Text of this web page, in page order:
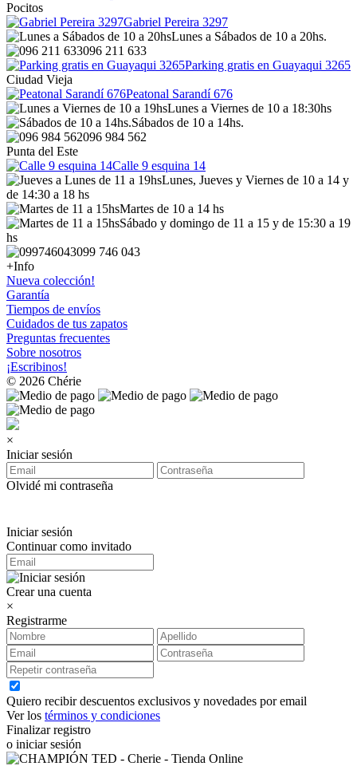
Pocitos
Gabriel Pereira 3297
Lunes a Sábados de 10 a 20hs.
096 211 633
Parking gratis en Guayaqui 3265
Ciudad Vieja
Peatonal Sarandí 676
Lunes a Viernes de 10 a 18:30hs
Sábados de 10 a 14hs.
096 984 562
Punta del Este
Calle 9 esquina 14
Lunes, Jueves y Viernes de 10 a 14 y
de 14:30 a 18 hs
Martes de 10 a 14 hs
Sábado y domingo de 11 a 15 y de 15:30 a 19
hs
099 746 043
+Info
Nueva colección!
Garantía
Tiempos de envíos
Cuidados de tus zapatos
Preguntas frecuentes
Sobre nosotros
¡Escribinos!
© 2026 Chérie
×
Iniciar sesión
Olvidé mi contraseña
Iniciar sesión
Continuar como invitado
Crear una cuenta
×
Registrarme
Quiero recibir descuentos exclusivos y novedades por email
Ver los términos y condiciones
Finalizar registro
o iniciar sesión